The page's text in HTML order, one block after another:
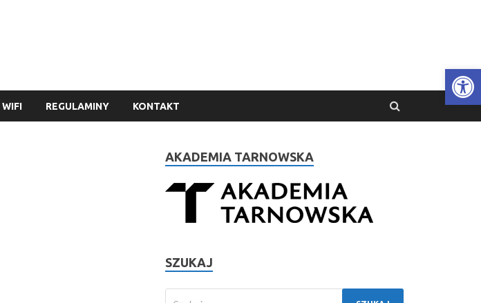
WIFI REGULAMINY KONTAKT
AKADEMIA TARNOWSKA
SZUKAJ